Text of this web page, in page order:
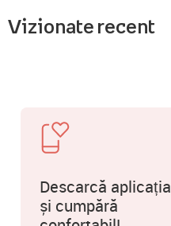
Vizionate recent
Descarcă aplicația
și cumpără